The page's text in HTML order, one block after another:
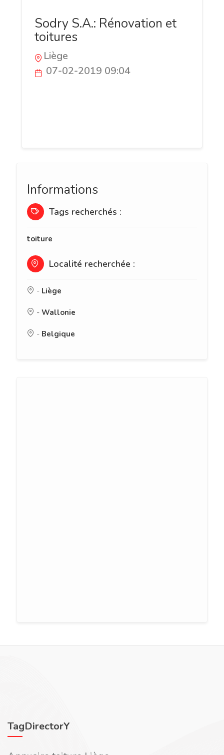
Sodry S.A.: Rénovation et
toitures
Liège
07-02-2019 09:04
Informations
Tags recherchés :
toiture
Localité recherchée :
- Liège
- Wallonie
- Belgique
TagDirectorY